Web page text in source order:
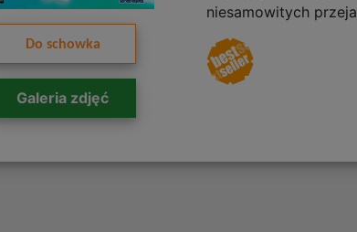
Do schowka
Galeria zdjęć
niesamowitych